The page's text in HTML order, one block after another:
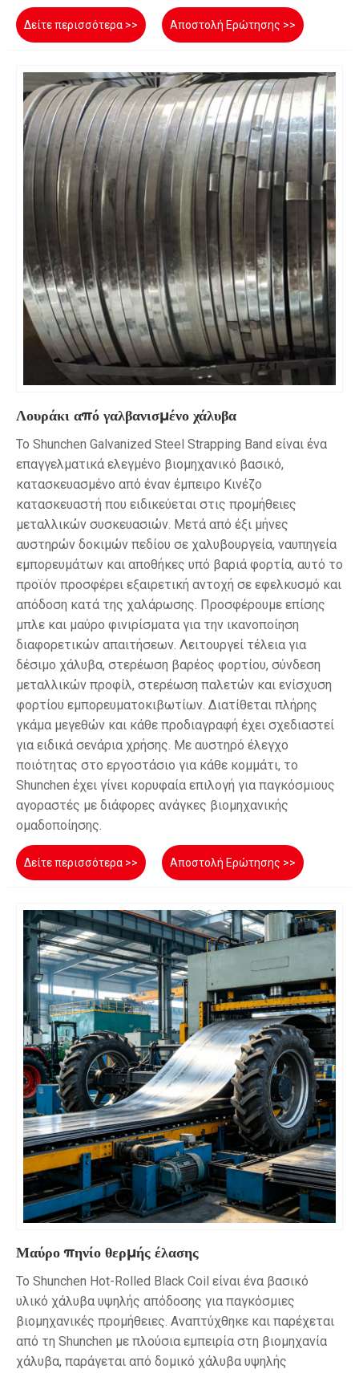
Δείτε περισσότερα >> Αποστολή Ερώτησης >>
Λουράκι από γαλβανισμένο χάλυβα
Το Shunchen Galvanized Steel Strapping Band είναι ένα
επαγγελματικά ελεγμένο βιομηχανικό βασικό,
κατασκευασμένο από έναν έμπειρο Κινέζο
κατασκευαστή που ειδικεύεται στις προμήθειες
μεταλλικών συσκευασιών. Μετά από έξι μήνες
αυστηρών δοκιμών πεδίου σε χαλυβουργεία, ναυπηγεία
εμπορευμάτων και αποθήκες υπό βαριά φορτία, αυτό το
προϊόν προσφέρει εξαιρετική αντοχή σε εφελκυσμό και
απόδοση κατά της χαλάρωσης. Προσφέρουμε επίσης
μπλε και μαύρο φινιρίσματα για την ικανοποίηση
διαφορετικών απαιτήσεων. Λειτουργεί τέλεια για
δέσιμο χάλυβα, στερέωση βαρέος φορτίου, σύνδεση
μεταλλικών προφίλ, στερέωση παλετών και ενίσχυση
φορτίου εμπορευματοκιβωτίων. Διατίθεται πλήρης
γκάμα μεγεθών και κάθε προδιαγραφή έχει σχεδιαστεί
για ειδικά σενάρια χρήσης. Με αυστηρό έλεγχο
ποιότητας στο εργοστάσιο για κάθε κομμάτι, το
Shunchen έχει γίνει κορυφαία επιλογή για παγκόσμιους
αγοραστές με διάφορες ανάγκες βιομηχανικής
ομαδοποίησης.
Δείτε περισσότερα >> Αποστολή Ερώτησης >>
Μαύρο πηνίο θερμής έλασης
Το Shunchen Hot-Rolled Black Coil είναι ένα βασικό
υλικό χάλυβα υψηλής απόδοσης για παγκόσμιες
βιομηχανικές προμήθειες. Αναπτύχθηκε και παρέχεται
από τη Shunchen με πλούσια εμπειρία στη βιομηχανία
χάλυβα, παράγεται από δομικό χάλυβα υψηλής